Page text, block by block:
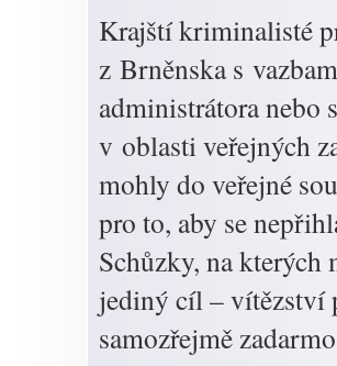
Krajští kriminalisté
z Brněnska s
administrátora nebo
v oblasti veřejných
mohly do veřejné
pro to, aby se
Schůzky, na
jediný cíl – vítězství
samozřejmě